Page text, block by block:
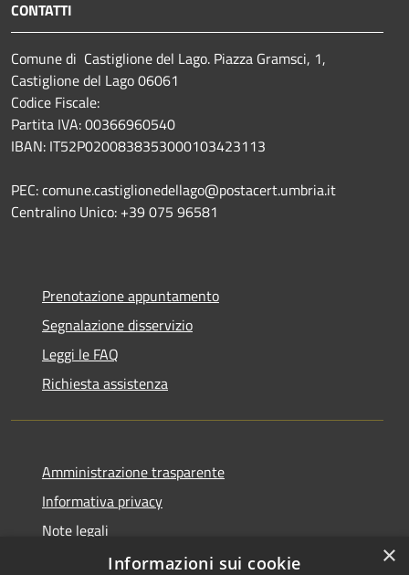
CONTATTI
Comune di Castiglione del Lago. Piazza Gramsci, 1,
Castiglione del Lago 06061
Codice Fiscale:
Partita IVA: 00366960540
IBAN: IT52P0200838353000103423113
PEC: comune.castiglionedellago@postacert.umbria.it
Centralino Unico: +39 075 96581
Prenotazione appuntamento
Segnalazione disservizio
Leggi le FAQ
Richiesta assistenza
Amministrazione trasparente
Informativa privacy
Note legali
Dichiarazione di accessibilità
×
Informazioni sui cookie